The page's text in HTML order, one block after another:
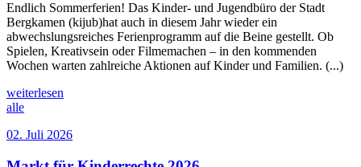
Endlich Sommerferien! Das Kinder- und Jugendbüro der Stadt
Bergkamen (kijub)hat auch in diesem Jahr wieder ein
abwechslungsreiches Ferienprogramm auf die Beine gestellt. Ob
Spielen, Kreativsein oder Filmemachen – in den kommenden
Wochen warten zahlreiche Aktionen auf Kinder und Familien. (...)
weiterlesen
alle
02. Juli 2026